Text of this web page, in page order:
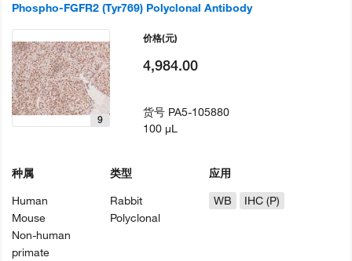
Phospho-FGFR2 (Tyr769) Polyclonal Antibody
9
种属
Human
Mouse
Non-human
primate
类型
Rabbit
Polyclonal
应用
WB
IHC (P)
价格(元)
4,984.00
货号 PA5-105880
100 µL